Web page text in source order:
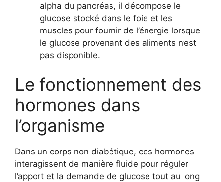
alpha du pancréas, il décompose le
glucose stocké dans le foie et les
muscles pour fournir de l’énergie lorsque
le glucose provenant des aliments n’est
pas disponible.
Le fonctionnement des
hormones dans
l’organisme
Dans un corps non diabétique, ces hormones
interagissent de manière fluide pour réguler
l’apport et la demande de glucose tout au long